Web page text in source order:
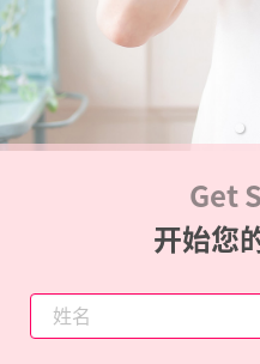
Get
开始您